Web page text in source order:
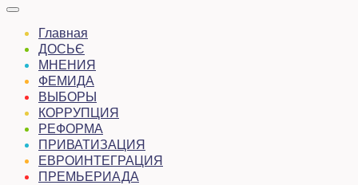
Главная
ДОСЬЄ
МНЕНИЯ
ФЕМИДА
ВЫБОРЫ
КОРРУПЦИЯ
РЕФОРМА
ПРИВАТИЗАЦИЯ
ЕВРОИНТЕГРАЦИЯ
ПРЕМЬЕРИАДА